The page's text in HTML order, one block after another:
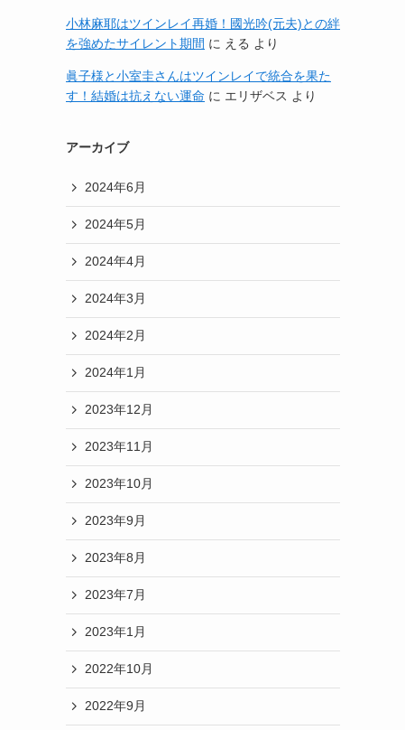
小林麻耶はツインレイ再婚！國光吟(元夫)との絆
を強めたサイレント期間 に える より
眞子様と小室圭さんはツインレイで統合を果た
す！結婚は抗えない運命 に エリザベス より
アーカイブ
2024年6月
2024年5月
2024年4月
2024年3月
2024年2月
2024年1月
2023年12月
2023年11月
2023年10月
2023年9月
2023年8月
2023年7月
2023年1月
2022年10月
2022年9月